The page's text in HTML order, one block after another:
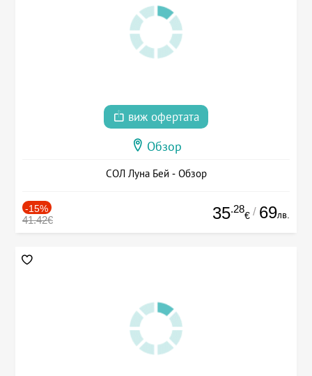
виж офертата
Обзор
СОЛ Луна Бей - Обзор
-15%
41.42€ 35.28
€ / 69лв.